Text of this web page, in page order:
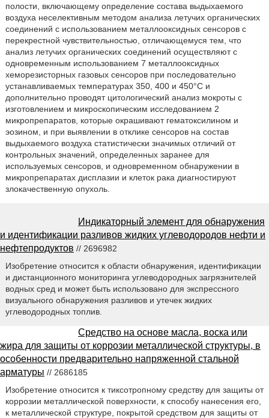
полости, включающему определение состава выдыхаемого
воздуха неселективным методом анализа летучих органических
соединений с использованием металлооксидных сенсоров с
перекрестной чувствительностью, отличающемуся тем, что
анализ летучих органических соединений осуществляют с
одновременным использованием 7 металлооксидных
хеморезисторных газовых сенсоров при последовательно
устанавливаемых температурах 350, 400 и 450°С и
дополнительно проводят цитологический анализ мокроты с
изготовлением и микроскопическим исследованием 2
микропрепаратов, которые окрашивают гематоксилином и
эозином, и при выявлении в отклике сенсоров на состав
выдыхаемого воздуха статистически значимых отличий от
контрольных значений, определенных заранее для
используемых сенсоров, и одновременном обнаружении в
микропрепаратах дисплазии и клеток рака диагностируют
злокачественную опухоль.
Индикаторный элемент для обнаружения
и идентификации разливов жидких углеводородов нефти и
нефтепродуктов // 2696982
Изобретение относится к области обнаружения, идентификации
и дистанционного мониторинга углеводородных загрязнителей
водных сред и может быть использовано для экспрессного
визуального обнаружения разливов и утечек жидких
углеводородных топлив.
Средство на основе масла, воска или
жира для защиты от коррозии металлической структуры, в
особенности предварительно напряженной стальной
арматуры // 2686185
Изобретение относится к тиксотропному средству для защиты от
коррозии металлической поверхности, к способу нанесения его,
к металлической структуре, покрытой средством для защиты от